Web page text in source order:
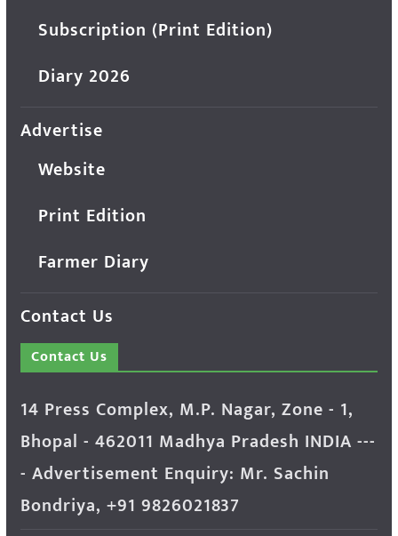
Subscription (Print Edition)
Diary 2026
Advertise
Website
Print Edition
Farmer Diary
Contact Us
Contact Us
14 Press Complex, M.P. Nagar, Zone - 1,
Bhopal - 462011 Madhya Pradesh INDIA ---
- Advertisement Enquiry: Mr. Sachin
Bondriya, +91 9826021837